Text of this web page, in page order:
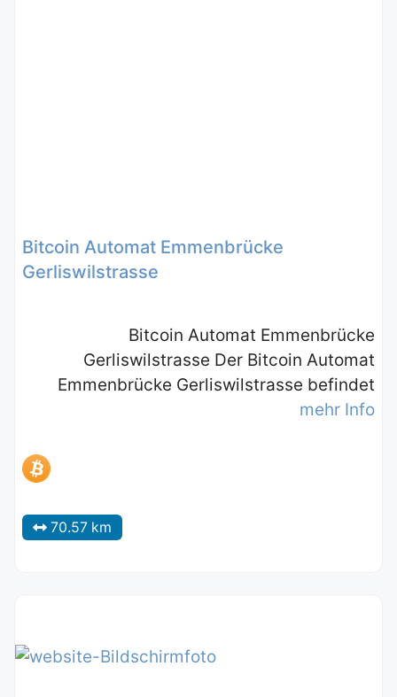
Bitcoin Automat Emmenbrücke
Gerliswilstrasse
Bitcoin Automat Emmenbrücke
Gerliswilstrasse Der Bitcoin Automat
Emmenbrücke Gerliswilstrasse befindet
mehr Info
70.57 km